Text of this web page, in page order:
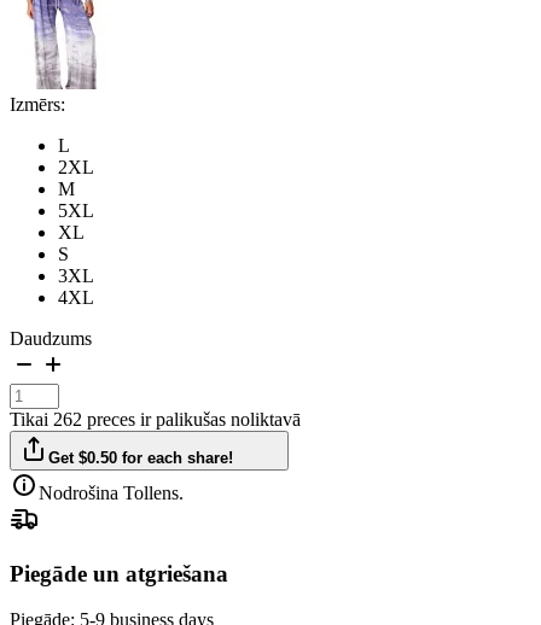
Izmērs:
L
2XL
M
5XL
XL
S
3XL
4XL
Daudzums
Tikai 262 preces ir palikušas noliktavā
Get $0.50 for each share!
Nodrošina Tollens.
Piegāde un atgriešana
Piegāde: 5-9 business days